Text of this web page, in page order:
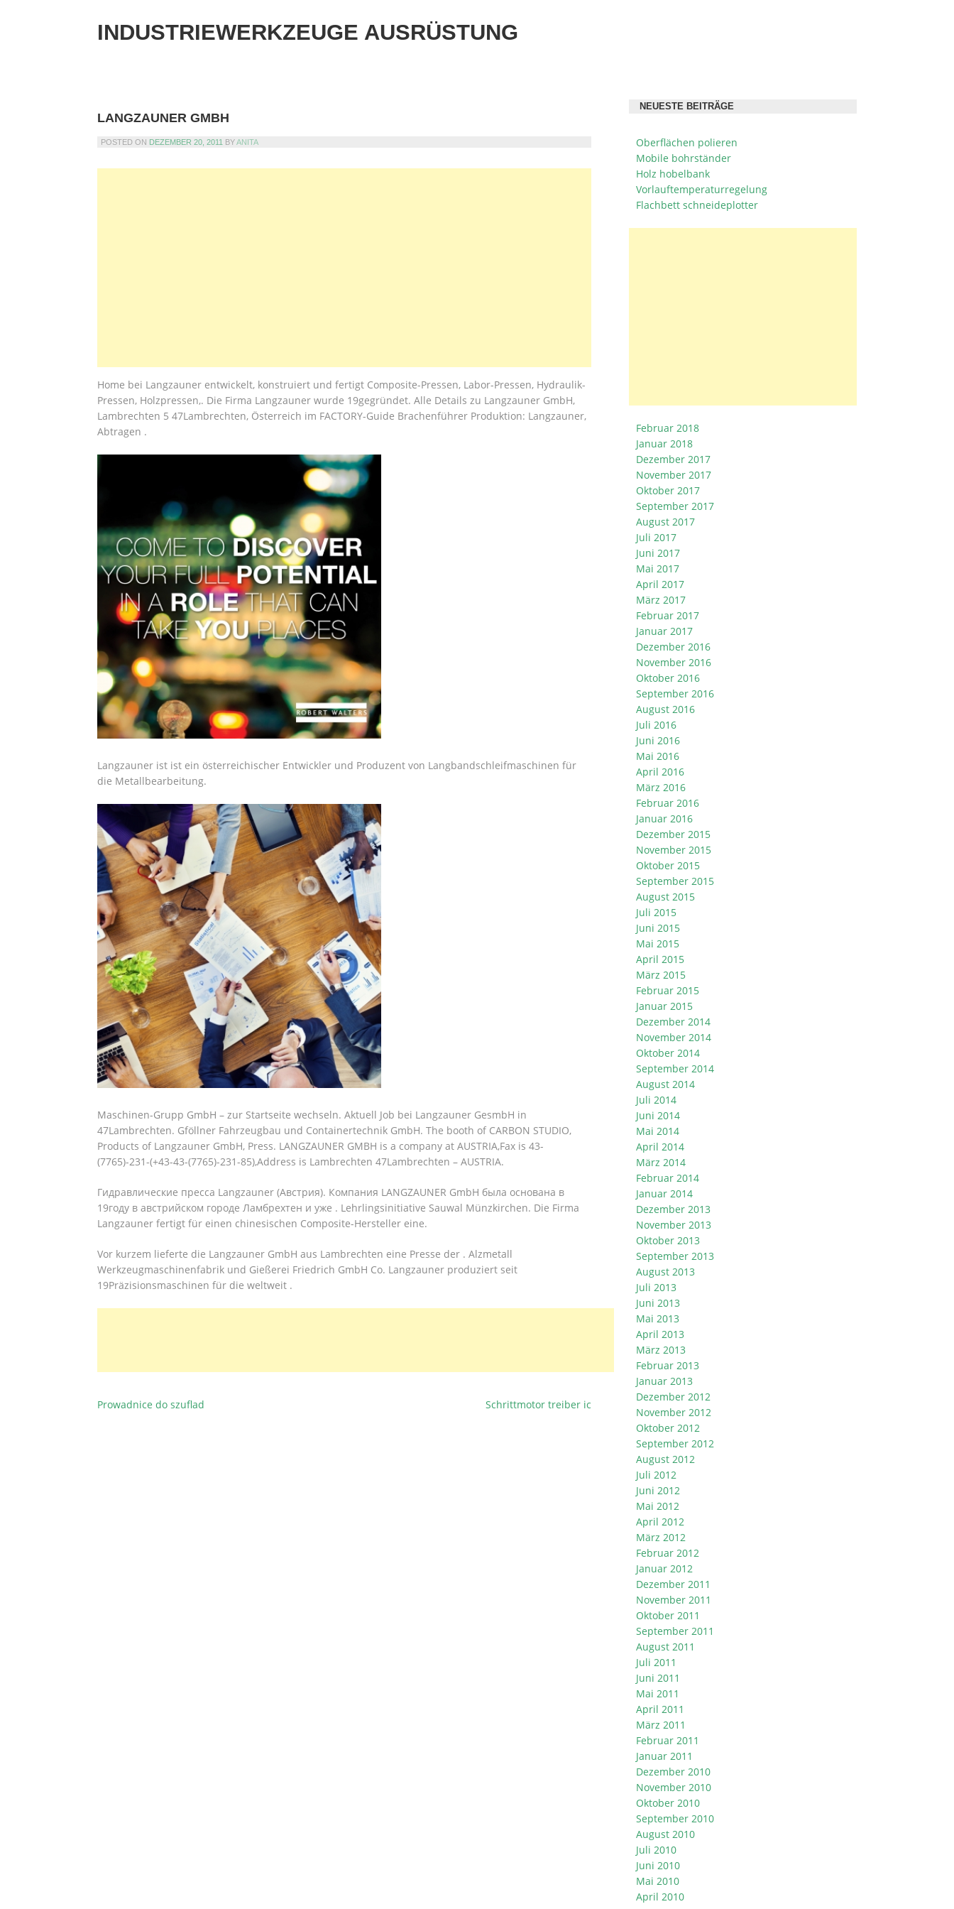
INDUSTRIEWERKZEUGE AUSRÜSTUNG
LANGZAUNER GMBH
POSTED ON DEZEMBER 20, 2011 BYANITA
Home bei Langzauner entwickelt, konstruiert und fertigt Composite-Pressen, Labor-Pressen, Hydraulik-
Pressen, Holzpressen,. Die Firma Langzauner wurde 19gegründet. Alle Details zu Langzauner GmbH,
Lambrechten 5 47Lambrechten, Österreich im FACTORY-Guide Brachenführer Produktion: Langzauner,
Abtragen .
Langzauner ist ist ein österreichischer Entwickler und Produzent von Langbandschleifmaschinen für
die Metallbearbeitung.
Maschinen-Grupp GmbH – zur Startseite wechseln. Aktuell Job bei Langzauner GesmbH in
47Lambrechten. Gföllner Fahrzeugbau und Containertechnik GmbH. The booth of CARBON STUDIO,
Products of Langzauner GmbH, Press. LANGZAUNER GMBH is a company at AUSTRIA,Fax is 43-
(7765)-231-(+43-43-(7765)-231-85),Address is Lambrechten 47Lambrechten – AUSTRIA.
Гидравлические пресса Langzauner (Австрия). Компания LANGZAUNER GmbH была основана в
19году в австрийском городе Ламбрехтен и уже . Lehrlingsinitiative Sauwal Münzkirchen. Die Firma
Langzauner fertigt für einen chinesischen Composite-Hersteller eine.
Vor kurzem lieferte die Langzauner GmbH aus Lambrechten eine Presse der . Alzmetall
Werkzeugmaschinenfabrik und Gießerei Friedrich GmbH Co. Langzauner produziert seit
19Präzisionsmaschinen für die weltweit .
BEITRAGSNAVIGATION
Prowadnice do szuflad Schrittmotor treiber ic
NEUESTE BEITRÄGE
Oberflächen polieren
Mobile bohrständer
Holz hobelbank
Vorlauftemperaturregelung
Flachbett schneideplotter
Februar 2018
Januar 2018
Dezember 2017
November 2017
Oktober 2017
September 2017
August 2017
Juli 2017
Juni 2017
Mai 2017
April 2017
März 2017
Februar 2017
Januar 2017
Dezember 2016
November 2016
Oktober 2016
September 2016
August 2016
Juli 2016
Juni 2016
Mai 2016
April 2016
März 2016
Februar 2016
Januar 2016
Dezember 2015
November 2015
Oktober 2015
September 2015
August 2015
Juli 2015
Juni 2015
Mai 2015
April 2015
März 2015
Februar 2015
Januar 2015
Dezember 2014
November 2014
Oktober 2014
September 2014
August 2014
Juli 2014
Juni 2014
Mai 2014
April 2014
März 2014
Februar 2014
Januar 2014
Dezember 2013
November 2013
Oktober 2013
September 2013
August 2013
Juli 2013
Juni 2013
Mai 2013
April 2013
März 2013
Februar 2013
Januar 2013
Dezember 2012
November 2012
Oktober 2012
September 2012
August 2012
Juli 2012
Juni 2012
Mai 2012
April 2012
März 2012
Februar 2012
Januar 2012
Dezember 2011
November 2011
Oktober 2011
September 2011
August 2011
Juli 2011
Juni 2011
Mai 2011
April 2011
März 2011
Februar 2011
Januar 2011
Dezember 2010
November 2010
Oktober 2010
September 2010
August 2010
Juli 2010
Juni 2010
Mai 2010
April 2010